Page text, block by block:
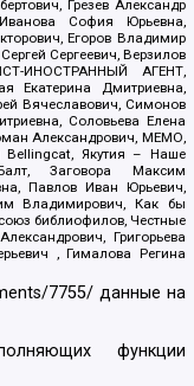
Грезев Александр
София Юрьевна,
Егоров Владимир
Сергеевич, Верзилов
ИНОСТРАННЫЙ АГЕНТ,
Екатерина Дмитриевна,
Вячеславович, Симонов
Соловьева Елена
Александрович, МЕМО,
Bellingcat, Якутия – Наше
Заговора Максим
Павлов Иван Юрьевич,
Владимирович, Как бы
библиофилов, Честные
Григорьева
, Гималова Регина
7755/ данные на
функции